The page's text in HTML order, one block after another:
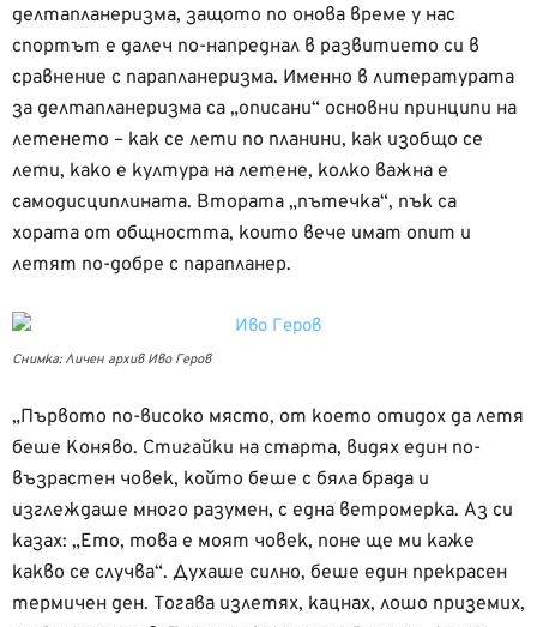
делтапланеризма, защото по онова време у нас
спортът е далеч по-напреднал в развитието си в
сравнение с парапланеризма. Именно в литературата
за делтапланеризма са „описани“ основни принципи на
летенето – как се лети по планини, как изобщо се
лети, како е култура на летене, колко важна е
самодисциплината. Втората „пътечка“, пък са
хората от общността, които вече имат опит и
летят по-добре с парапланер.
Снимка: Личен архив Иво Геров
„Първото по-високо място, от което отидох да летя
беше Коняво. Стигайки на старта, видях един по-
възрастен човек, който беше с бяла брада и
изглеждаше много разумен, с една ветромерка. Аз си
казах: „Ето, това е моят човек, поне ще ми каже
какво се случва“. Духаше силно, беше един прекрасен
термичен ден. Тогава излетях, кацнах, лошо приземих,